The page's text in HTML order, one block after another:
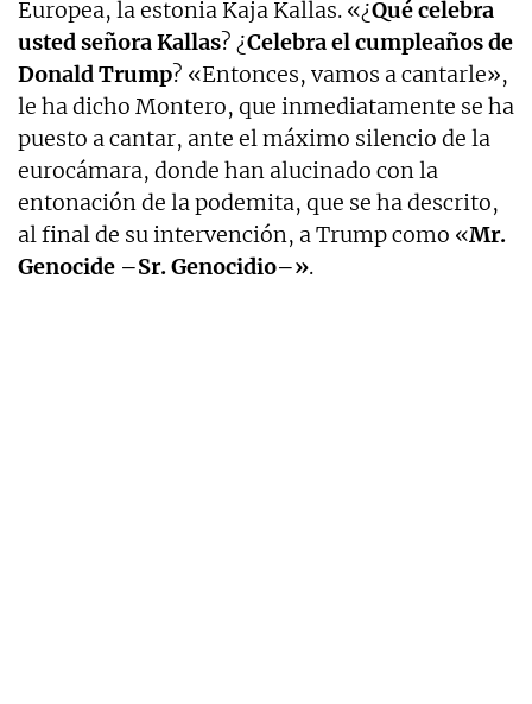
Europea, la estonia Kaja Kallas. «¿Qué celebra
usted señora Kallas? ¿Celebra el cumpleaños de
Donald Trump? «Entonces, vamos a cantarle»,
le ha dicho Montero, que inmediatamente se ha
puesto a cantar, ante el máximo silencio de la
eurocámara, donde han alucinado con la
entonación de la podemita, que se ha descrito,
al final de su intervención, a Trump como «Mr.
Genocide –Sr. Genocidio–».